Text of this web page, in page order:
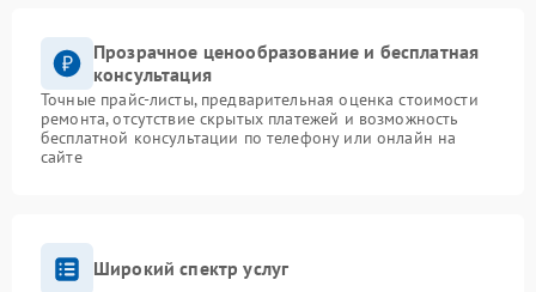
Прозрачное ценообразование и бесплатная
консультация
Точные прайс-листы, предварительная оценка стоимости
ремонта, отсутствие скрытых платежей и возможность
бесплатной консультации по телефону или онлайн на
сайте
Широкий спектр услуг